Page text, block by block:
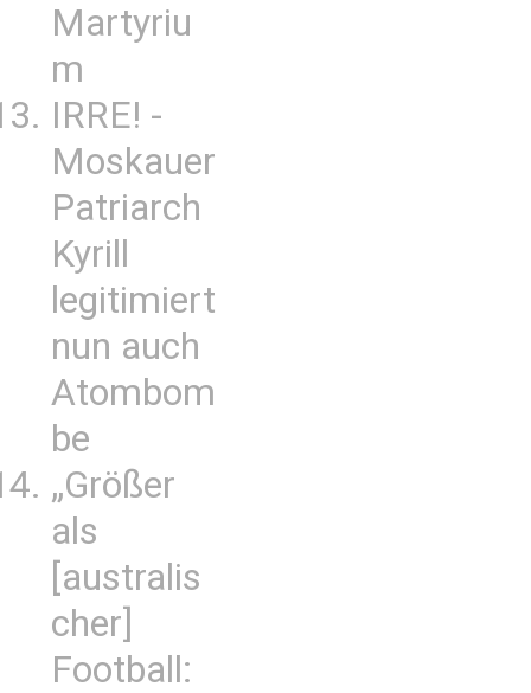
Martyriu
m
IRRE! -
Moskauer
Patriarch
Kyrill
legitimiert
nun auch
Atombom
be
„Größer
als
[australis
cher]
Football: